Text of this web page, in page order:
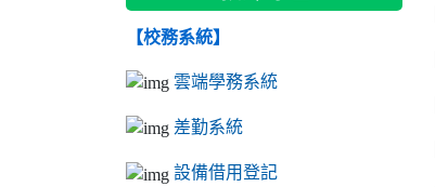
【校務系統】
雲端學務系統
差勤系統
設備借用登記